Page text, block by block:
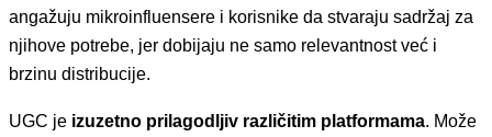
angažuju mikroinfluensere i korisnike da stvaraju sadržaj za
njihove potrebe, jer dobijaju ne samo relevantnost već i
brzinu distribucije.
UGC je izuzetno prilagodljiv različitim platformama . Može